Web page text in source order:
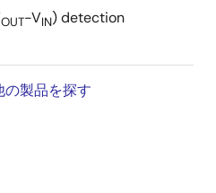
OUT-VIN) detection
の製品を探す